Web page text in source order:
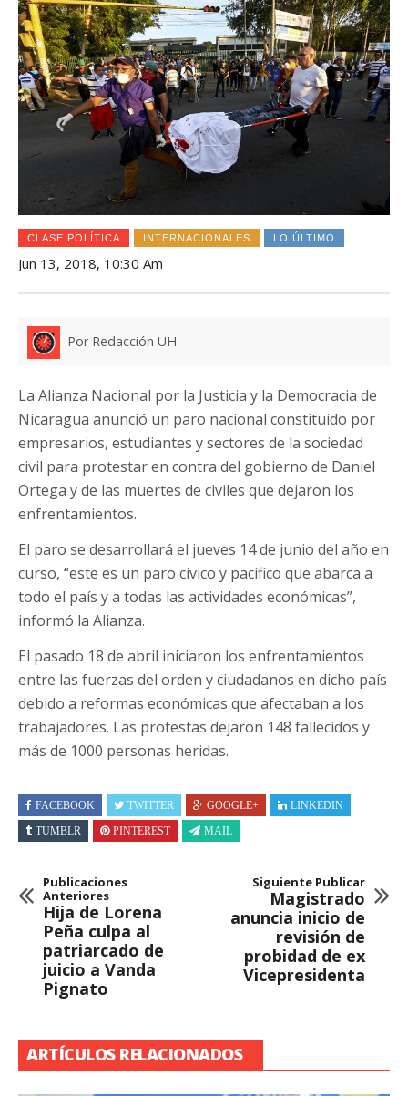
CLASE POLÍTICA INTERNACIONALES LO ÚLTIMO
Jun 13, 2018, 10:30 Am
Por Redacción UH
La Alianza Nacional por la Justicia y la Democracia de
Nicaragua anunció un paro nacional constituido por
empresarios, estudiantes y sectores de la sociedad
civil para protestar en contra del gobierno de Daniel
Ortega y de las muertes de civiles que dejaron los
enfrentamientos.
El paro se desarrollará el jueves 14 de junio del año en
curso, “este es un paro cívico y pacífico que abarca a
todo el país y a todas las actividades económicas”,
informó la Alianza.
El pasado 18 de abril iniciaron los enfrentamientos
entre las fuerzas del orden y ciudadanos en dicho país
debido a reformas económicas que afectaban a los
trabajadores. Las protestas dejaron 148 fallecidos y
más de 1000 personas heridas.
FACEBOOK TWITTER GOOGLE+
LINKEDIN
TUMBLR
PINTEREST MAIL
Publicaciones
Anteriores
Hija de Lorena
Peña culpa al
patriarcado de
juicio a Vanda
Pignato
Siguiente Publicar
Magistrado
anuncia inicio de
revisión de
probidad de ex
Vicepresidenta
ARTÍCULOS RELACIONADOS